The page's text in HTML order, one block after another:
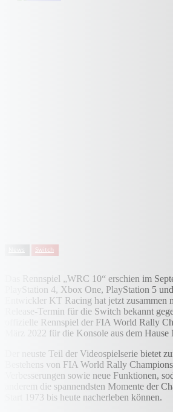
Switch
Das Rennspiel „WRC 10“ erschien im
PlayStation 4, Xbox One, PlayStation 5
Entwickler KT Racing hat jetzt
Release-Termin für die Switch bekannt
offizielle Rennspiel der FIA World Rally
März 2022 für die Konsole aus dem Hause
Der neuste Teil der Videospielserie bietet
Bestehens von FIA World Rally
Verbesserungen sowie neue Funktionen,
anderem die spannendsten Momente der
Start 1973 bis heute nacherleben können.